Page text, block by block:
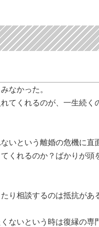
なかった。
てくれるのが、一生続く
いという離婚の危機に直
くれるのか？ばかりが頭
り相談するのは抵抗があ
ないという時は復縁の専